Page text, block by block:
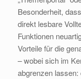
Besonderheit,
direkt lesbare
Funktionen
Vorteile für die
– wobei sich im
abgrenzen lassen: